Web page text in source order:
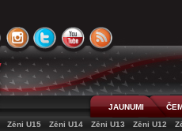
JAUNUMI
Zēni U15 Zēni U14 Zēni U13 Zēni U12